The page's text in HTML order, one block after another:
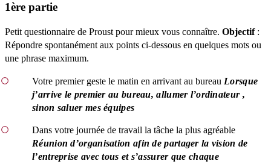
1ère partie
Petit questionnaire de Proust pour mieux vous connaître. Objectif :
Répondre spontanément aux points ci-dessous en quelques mots ou
une phrase maximum.
Votre premier geste le matin en arrivant au bureau Lorsque
j’arrive le premier au bureau, allumer l’ordinateur ,
sinon saluer mes équipes
Dans votre journée de travail la tâche la plus agréable
Réunion d’organisation afin de partager la vision de
l’entreprise avec tous et s’assurer que chaque